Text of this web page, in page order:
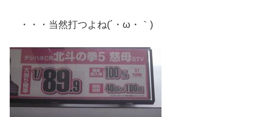
・・・当然打つよね(´・ω・｀)